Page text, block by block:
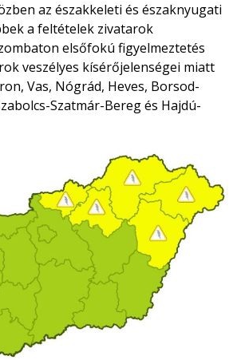
az északkeleti és északnyugati
a feltételek zivatarok
elsőfokú figyelmeztetés
veszélyes kísérőjelenségei miatt
Vas, Nógrád, Heves, Borsod-
Szatmár-Bereg és Hajdú-